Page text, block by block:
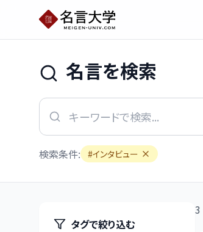
名言を検索
検索条件: #インタビュー
タグで絞り込む
3